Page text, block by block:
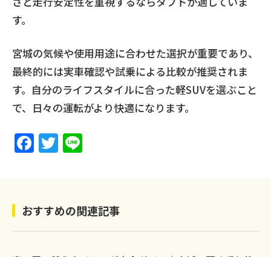
す。
宮城の気候や使用用途に合わせた選択が重要であり、
最終的には実車確認や試乗による比較が推奨されま
す。自分のライフスタイルに合った軽SUVを選ぶこと
で、日々の運転がより快適になります。
F
a
e
b
o
T
w
er
おすすめの関連記事